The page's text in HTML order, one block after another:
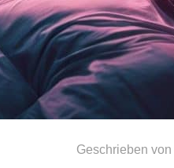
Geschrieben von